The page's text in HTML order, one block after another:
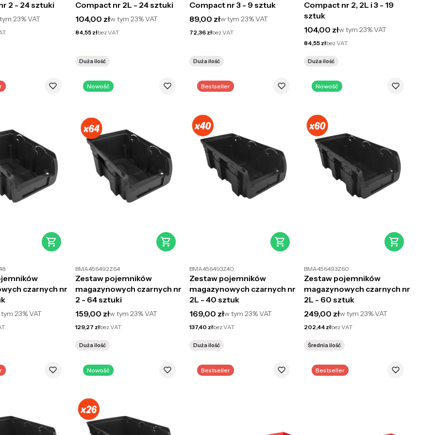
2 - 24 sztuki
23%VAT
Compact nr 2L - 24 sztuki
Cena brutto
104,00 złw tym23%VAT
Cena netto
84,55 złbez VAT
Duża ilość
Compact nr 3 - 9 sztuk
Cena brutto
89,00 złw tym23%VAT
Cena netto
72,36 złbez VAT
Duża ilość
Compact nr 2, 2L i 3 - 19
sztuk
Cena brutto
104,00 złw tym 23%VAT
Cena netto
84,55 złbez VAT
Duża ilość
czarnych nr
23%VAT
Nowość
BMA456492Z64
Zestaw pojemników
magazynowych czarnych nr
2 - 64 sztuki
Cena brutto
159,00 złw tym23%VAT
Cena netto
129,27 złbez VAT
Duża ilość
Bestseller
BMA456493Z40
Zestaw pojemników
magazynowych czarnych nr
2L - 40 sztuk
Cena brutto
169,00 złw tym23%VAT
Cena netto
137,40 złbez VAT
Duża ilość
Nowość
BMA456493Z60
Zestaw pojemników
magazynowych czarnych nr
2L - 60 sztuk
Cena brutto
249,00 złw tym 23%VAT
Cena netto
202,44 złbez VAT
Średnia ilość
Nowość Bestseller Bestseller